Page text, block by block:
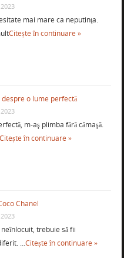
mai mare ca neputinţa.
Citește în continuare »
despre o lume perfectă
m-aş plimba fără cămaşă.
în continuare »
Chanel
trebuie să fii
…Citește în continuare »